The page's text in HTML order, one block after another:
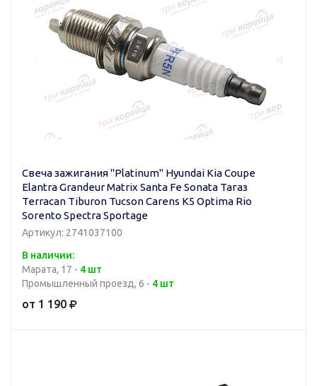
Свеча зажигания "Platinum" Hyundai Kia Coupe
Elantra Grandeur Matrix Santa Fe Sonata Тагаз
Terracan Tiburon Tucson Carens K5 Optima Rio
Sorento Spectra Sportage
Артикул: 2741037100
В наличии:
Марата, 17 - 4 шт
Промышленный проезд, 6 - 4 шт
от 1 190